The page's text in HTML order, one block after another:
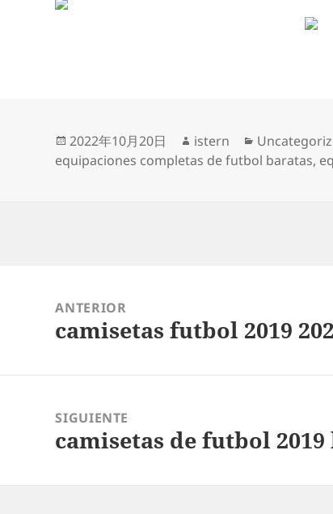
Publicado
el
2022年10月20日 Autor
istern Categorías
equipaciones completas de futbol baratas,
entradas
ANTERIOR
Entrada
camisetas futbol 2019
SIGUIENTE
Entrada
camisetas de futbol